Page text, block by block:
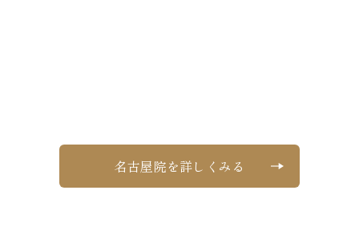
名古屋院を詳しくみる